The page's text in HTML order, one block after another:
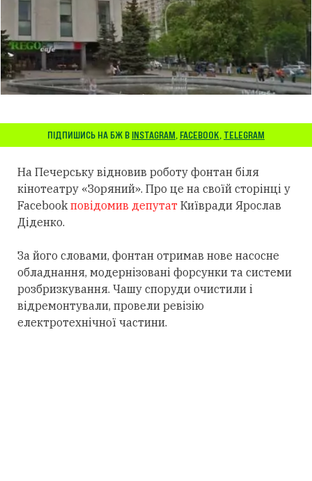
ПІДПИШИСЬ НА БЖ В INSTAGRAM, FACEBOOK, TELEGRAM
На Печерську відновив роботу фонтан біля
кінотеатру «Зоряний». Про це на своїй сторінці у
Facebook повідомив депутат Київради Ярослав
Діденко.
За його словами, фонтан отримав нове насосне
обладнання, модернізовані форсунки та системи
розбризкування. Чашу споруди очистили і
відремонтували, провели ревізію
електротехнічної частини.